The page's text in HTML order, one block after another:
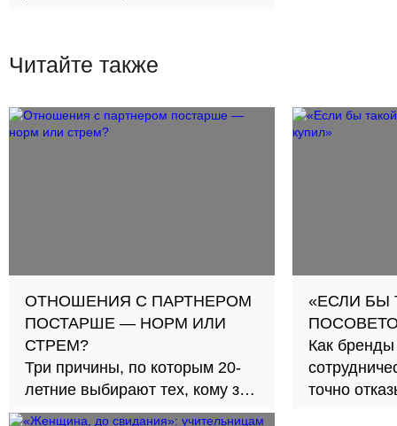
Читайте также
ОТНОШЕНИЯ С ПАРТНЕРОМ
ПОСТАРШЕ — НОРМ ИЛИ
СТРЕМ?
Три причины, по которым 20-
летние выбирают тех, кому за
30
«ЕСЛИ БЫ
Как
точно